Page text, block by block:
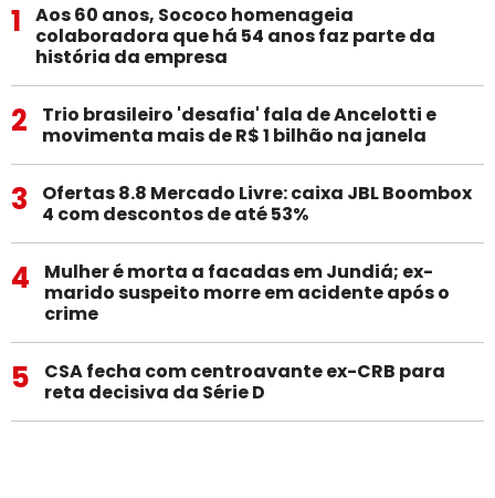
1
Aos 60 anos, Sococo homenageia
colaboradora que há 54 anos faz parte da
história da empresa
2
Trio brasileiro 'desafia' fala de Ancelotti e
movimenta mais de R$ 1 bilhão na janela
3
Ofertas 8.8 Mercado Livre: caixa JBL Boombox
4 com descontos de até 53%
4
Mulher é morta a facadas em Jundiá; ex-
marido suspeito morre em acidente após o
crime
5
CSA fecha com centroavante ex-CRB para
reta decisiva da Série D